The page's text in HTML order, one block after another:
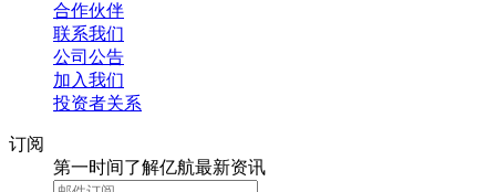
合作伙伴
联系我们
公司公告
加入我们
投资者关系
订阅
第一时间了解亿航最新资讯